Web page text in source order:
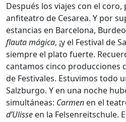
Después los viajes con el
anfiteatro de Cesarea. Y por
estancias en Barcelona,
flauta mágica, ¡y el Festival de
siempre el plato fuerte.
cantamos cinco producciones
de Festivales. Estuvimos todo
Salzburgo. Y en una noche
simultáneas: Carmen en el
d’Ulisse en la Felsenreitschule.